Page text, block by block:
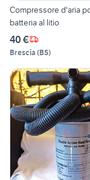
Compressore d'aria
batteria al litio
40 €
Brescia (BS)